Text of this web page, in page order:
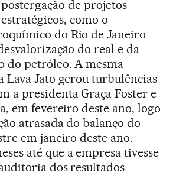
postergação de projetos
estratégicos, como o
do Rio de Janeiro
do real e da
do petróleo. A mesma
Lava Jato gerou turbulências
a presidenta Graça Foster e
em fevereiro deste ano, logo
atrasada do balanço do
em janeiro deste ano.
até que a empresa tivesse
dos resultados